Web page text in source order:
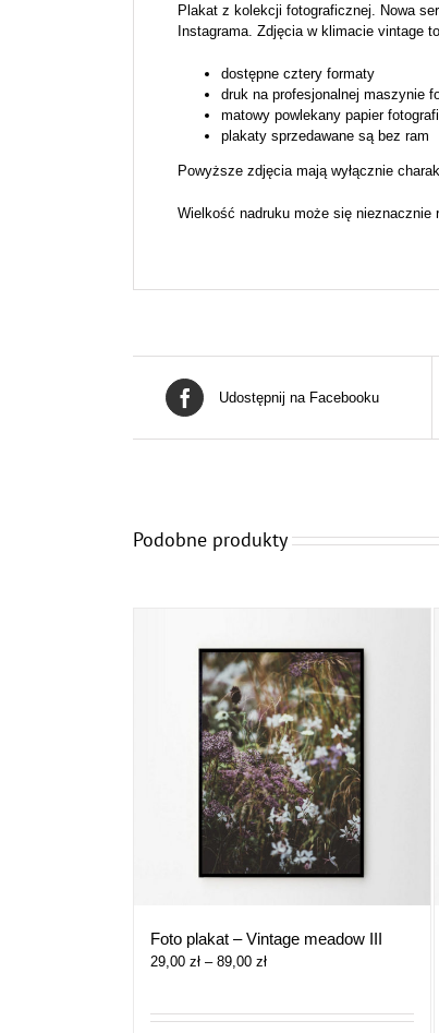
Plakat z kolekcji fotograficznej. Nowa
Instagrama. Zdjęcia w klimacie vintage
dostępne cztery formaty
druk na profesjonalnej maszynie
matowy powlekany papier
plakaty sprzedawane są bez ram
Powyższe zdjęcia mają wyłącznie
Wielkość nadruku może się nieznacznie
Udostępnij na Facebooku
Podobne produkty
Foto plakat – Vintage meadow III
29,00 zł – 89,00 złZakres
29,00 zł